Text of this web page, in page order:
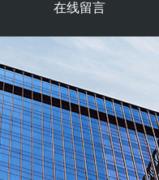
在线留言